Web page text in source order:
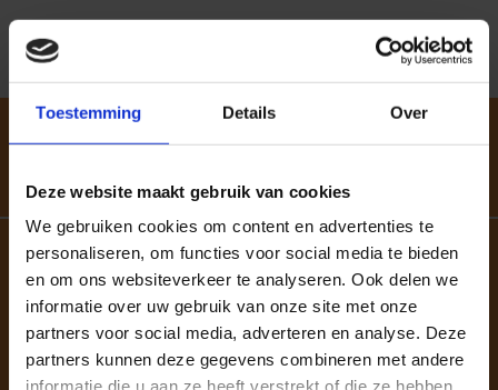
Toestemming Details Over
Deze website maakt gebruik van cookies
We gebruiken cookies om content en advertenties te
personaliseren, om functies voor social media te bieden
en om ons websiteverkeer te analyseren. Ook delen we
informatie over uw gebruik van onze site met onze
partners voor social media, adverteren en analyse. Deze
partners kunnen deze gegevens combineren met andere
informatie die u aan ze heeft verstrekt of die ze hebben
KNIEPIJN VRIJ IN 3 STAPPEN
Korte succesverhalen
"Goede en betrouwbare therapeuten die precies weten
waar de zere plek zit."